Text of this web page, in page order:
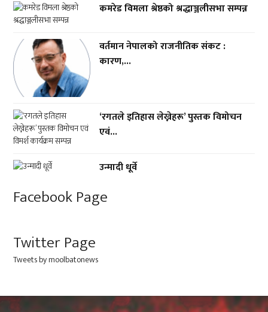
कमरेड विमला श्रेष्ठको श्रद्धाञ्जलीसभा सम्पन्न
वर्तमान नेपालको राजनीतिक संकट :
कारण,...
‘रगतले इतिहास लेख्नेहरू’ पुस्तक विमोचन
एवं...
उन्मादी धूर्वे
Facebook Page
Twitter Page
Tweets by moolbatonews